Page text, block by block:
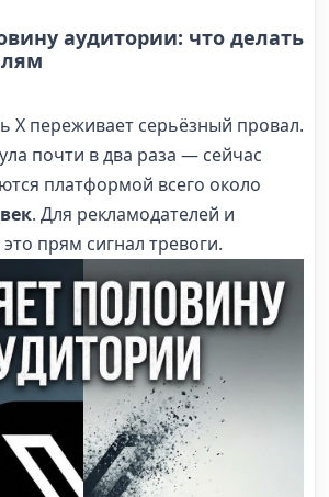
аудитории: что делать
X переживает серьёзный провал.
почти в два раза — сейчас
платформой всего около
. Для рекламодателей и
прям сигнал тревоги.